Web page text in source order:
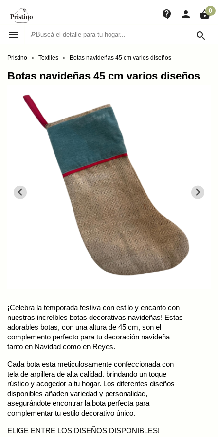
contact_support person shopping_basket0
 
Pristino Textiles Botas navideñas 45 cm varios diseños
Botas navideñas 45 cm varios diseños
¡Celebra la temporada festiva con estilo y encanto con
nuestras increíbles botas decorativas navideñas! Estas
adorables botas, con una altura de 45 cm, son el
complemento perfecto para tu decoración navideña
tanto en Navidad como en Reyes.
Cada bota está meticulosamente confeccionada con
tela de arpillera de alta calidad, brindando un toque
rústico y acogedor a tu hogar. Los diferentes diseños
disponibles añaden variedad y personalidad,
asegurándote encontrar la bota perfecta para
complementar tu estilo decorativo único.
ELIGE ENTRE LOS DISEÑOS DISPONIBLES!